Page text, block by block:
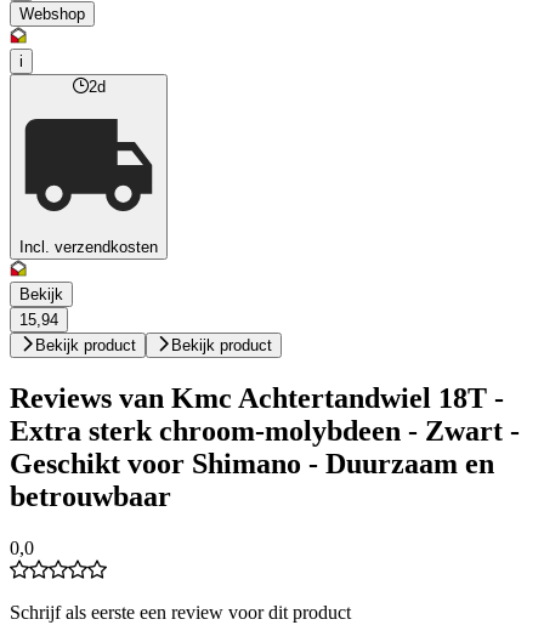
Webshop
i
2d
Incl. verzendkosten
Bekijk
15,94
Bekijk product
Bekijk product
Reviews van Kmc Achtertandwiel 18T -
Extra sterk chroom-molybdeen - Zwart -
Geschikt voor Shimano - Duurzaam en
betrouwbaar
0,0
Schrijf als eerste een review voor dit product